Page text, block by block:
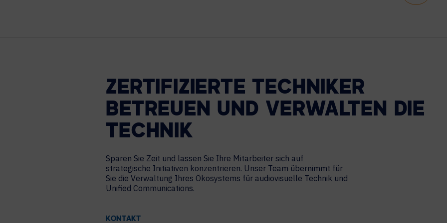
ZERTIFIZIERTE TECHNIKER
BETREUEN UND VERWALTEN DIE
TECHNIK
Sparen Sie Zeit und lassen Sie Ihre Mitarbeiter sich auf
strategische Initiativen konzentrieren. Unser Team übernimmt für
Sie die Verwaltung Ihres Ökosystems für audiovisuelle Technik und
Unified Communications.
KONTAKT